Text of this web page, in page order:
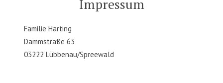
Impressum
Familie Harting
Dammstraße 63
03222 Lübbenau/Spreewald